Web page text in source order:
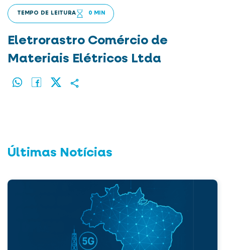
TEMPO DE LEITURA 0 MIN
Eletrorastro Comércio de
Materiais Elétricos Ltda
Últimas Notícias